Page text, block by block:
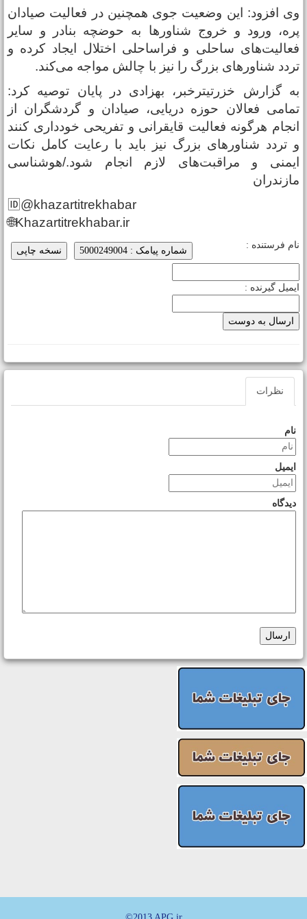
افزود: این وضعیت جوی همچنین در فعالیت صیادان
ورود و خروج شناورها به حوضچه بنادر و سایر
ساحلی و فراساحلی اختلال ایجاد کرده و
شناورهای بزرگ را نیز با چالش مواجه می‌کند.
گزارش خزرتیترخبر، بهزادی در پایان توصیه کرد:
فعالان حوزه دریایی، صیادان و گردشگران از
هرگونه فعالیت قایقرانی و تفریحی خودداری کنند
تردد شناورهای بزرگ نیز باید با رعایت کامل نکات
و مراقبت‌های لازم انجام شود./هوشناسی
🆔@khazartitrekhabar
🌐Khazartitrekhabar.ir
نسخه چاپی شماره پیامک : 5000249004
فرستنده :
گیرنده :
نظرات
نام
ایمیل
دیدگاه
ارسال